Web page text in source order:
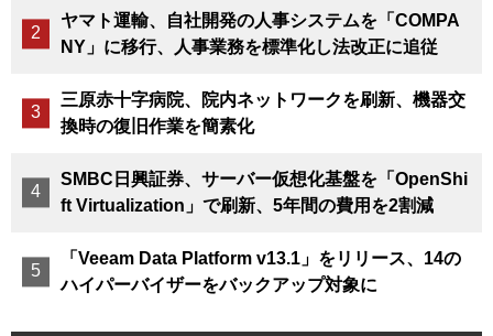
ヤマト運輸、自社開発の人事システムを「COMPA
NY」に移行、人事業務を標準化し法改正に追従
三原赤十字病院、院内ネットワークを刷新、機器交
換時の復旧作業を簡素化
SMBC日興証券、サーバー仮想化基盤を「OpenShi
ft Virtualization」で刷新、5年間の費用を2割減
「Veeam Data Platform v13.1」をリリース、14の
ハイパーバイザーをバックアップ対象に